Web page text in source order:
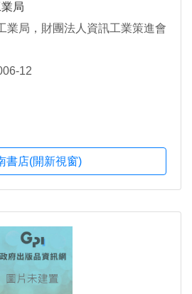
局
業局，財團法人資訊工業策進會
12
書店(開新視窗)